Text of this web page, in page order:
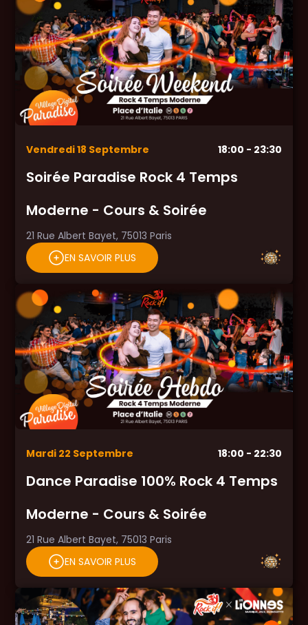
Vendredi18 Septembre 18:00 - 23:30
Soirée Paradise Rock 4 Temps
Moderne - Cours & Soirée
21 Rue Albert Bayet, 75013 Paris
EN SAVOIR PLUS
Mardi 22 Septembre 18:00 - 22:30
Dance Paradise 100% Rock 4 Temps
Moderne - Cours & Soirée
21 Rue Albert Bayet, 75013 Paris
EN SAVOIR PLUS